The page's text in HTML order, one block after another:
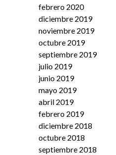
febrero 2020
diciembre 2019
noviembre 2019
octubre 2019
septiembre 2019
julio 2019
junio 2019
mayo 2019
abril 2019
febrero 2019
diciembre 2018
octubre 2018
septiembre 2018